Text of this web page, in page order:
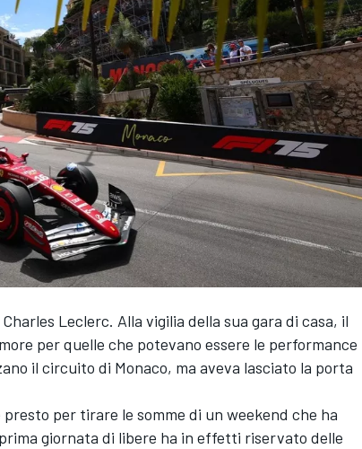
Leclerc. Alla vigilia della sua gara di casa, il
per quelle che potevano essere le performance
il circuito di Monaco, ma aveva lasciato la porta
per tirare le somme di un weekend che ha
giornata di libere ha in effetti riservato delle